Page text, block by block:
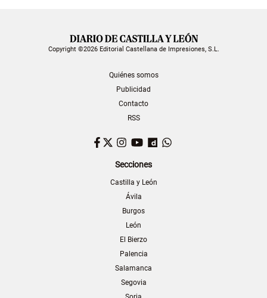
Copyright ©2026 Editorial Castellana de Impresiones, S.L.
Quiénes somos
Publicidad
Contacto
RSS
Facebook
TwitterInstagram
YouTubeDailymotion
Secciones
Castilla y León
Ávila
Burgos
León
El Bierzo
Palencia
Salamanca
Segovia